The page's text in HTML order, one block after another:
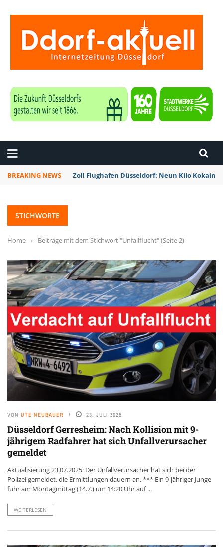
BREAKING NEWS Zoll Flughafen Düsseldorf: Neun Kilo Kokain
STICHWORTE
Home › Beiträge mit dem Stichwort "Unfallflucht"(Seite 2)
VON UTE NEUBAUER 23. JULI 2025
Düsseldorf Gerresheim: Nach Kollision mit 9-
jährigem Radfahrer hat sich Unfallverursacher
gemeldet
Aktualisierung 23.07.2025: Der Unfallverursacher hat sich bei der
Polizei gemeldet. die Ermittlungen dauern an. *** Ein 9-jähriger Junge
fuhr am Montagmittag (14.7.) um 14:20 Uhr auf ...
WEITERLESEN